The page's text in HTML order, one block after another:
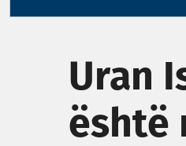
Uran
është